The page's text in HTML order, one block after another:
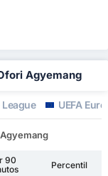
Agyemang
League UEFA
90
Percentil